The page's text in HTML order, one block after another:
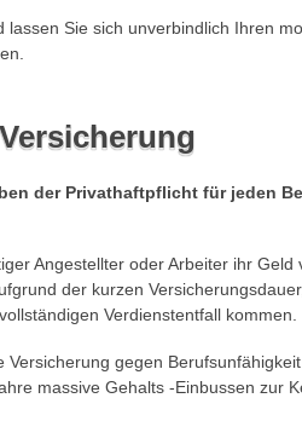
lassen Sie sich unverbindlich Ihren
der Privathaftpflicht für jeden
Angestellter oder Arbeiter ihr Geld
der kurzen
Verdienstentfall kommen.
gegen
massive Gehalts -Einbussen zur